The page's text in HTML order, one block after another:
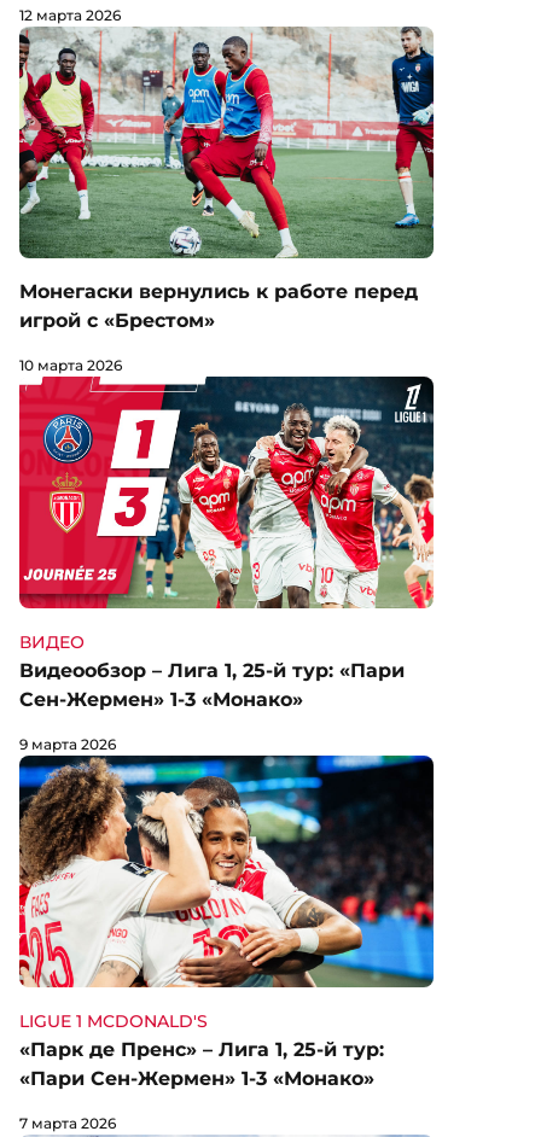
12 марта 2026
Монегаски вернулись к работе перед
игрой с «Брестом»
10 марта 2026
ВИДЕО
Видеообзор – Лига 1, 25-й тур: «Пари
Сен-Жермен» 1-3 «Монако»
9 марта 2026
LIGUE 1 MCDONALD'S
«Парк де Пренс» – Лига 1, 25-й тур:
«Пари Сен-Жермен» 1-3 «Монако»
7 марта 2026